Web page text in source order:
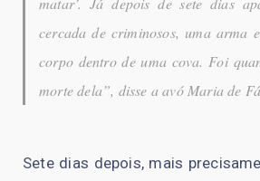
cercada de criminosos, uma arma
corpo dentro de uma cova. Foi
morte dela”, disse a avó Maria de
Sete dias depois, mais